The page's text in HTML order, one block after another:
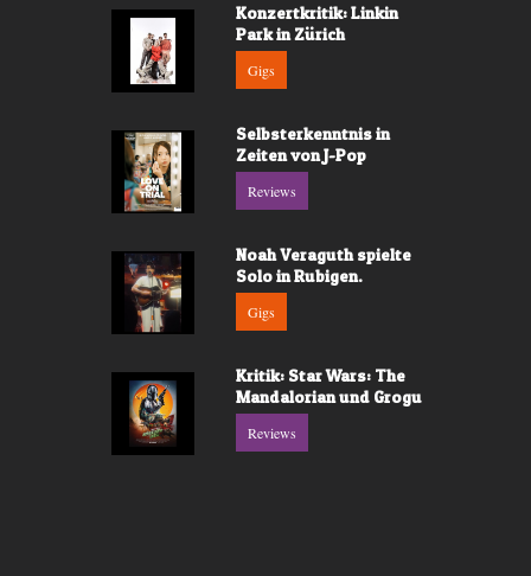
Konzertkritik: Linkin
Park in Zürich
Gigs
Selbsterkenntnis in
Zeiten von J-Pop
Reviews
Noah Veraguth spielte
Solo in Rubigen.
Gigs
Kritik: Star Wars: The
Mandalorian und Grogu
Reviews